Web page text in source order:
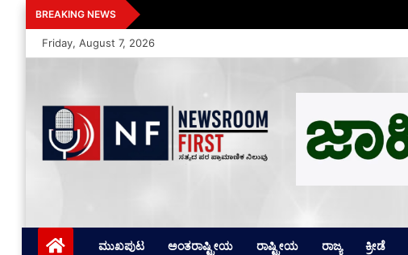
Skip
to
content
BREAKING NEWS
Friday, August 7, 2026
ಮುಖಪುಟ ಅಂತರಾಷ್ಟ್ರೀಯ ರಾಷ್ಟ್ರೀಯ ರಾಜ್ಯ ಕ್ರೀಡೆ